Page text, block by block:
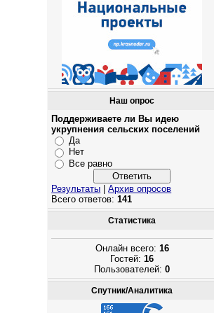
Наш опрос
Поддерживаете ли Вы идею
укрупнения сельских поселений
Да
Нет
Все равно
Результаты |Архив опросов
Всего ответов:141
Статистика
Онлайн всего: 16
Гостей:16
Пользователей:0
Спутник/Аналитика